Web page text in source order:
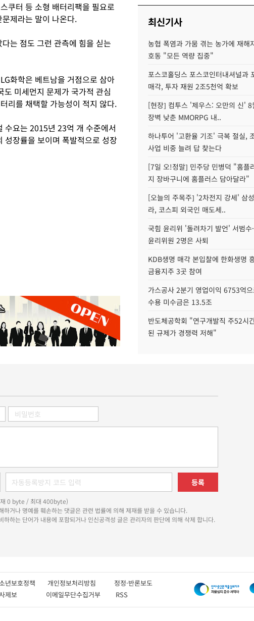
쿠터 등 소형 배터리팩을 필요로
제라는 말이 나온다.
는 점도 그런 관측에 힘을 싣는
화학은 베트남을 거점으로 삼아
미세먼지 문제가 국가적 관심
리를 채택할 가능성이 적지 않다.
수요는 2015년 23억 개 수준에서
장률을 보이며 폭발적으로 성장
최신기사
농협 폭염과 가뭄 겪는 농가에 재해
호동 "모든 역량 집중"
포스코홀딩스 포스코인터내셔널과
매각, 투자 재원 2조5천억 확보
[현장] 컴투스 '제우스: 오만의 신' 8
장벽 낮춘 MMORPG 내..
하나투어 '고환율 기조' 극복 절실,
사업 비중 늘려 답 찾는다
[7일 오!정말] 민주당 민병덕 "홈플
지 장바구니에 홈플러스 담아달라"
[오늘의 주목주] '2차전지 강세' 삼
라, 코스피 외국인 매도세..
국힘 윤리위 '돌려차기 발언' 서범수
윤리위원 2명은 사퇴
KDB생명 매각 본입찰에 한화생명
금융지주 3곳 참여
가스공사 2분기 영업이익 6753억
수용 미수금은 13.5조
반도체공학회 "연구개발직 주52시
된 규제가 경쟁력 저해"
등록
재 0 byte / 최대 400byte)
하거나 명예를 훼손하는 댓글은 관련 법률에 의해 제재를 받을 수 있습니다.
하하는 단어가 내용에 포함되거나 인신공격성 글은 관리자의 판단에 의해 삭제 합니다.
년보호정책 개인정보처리방침 정정·반론보도
사제보 이메일무단수집거부 RSS